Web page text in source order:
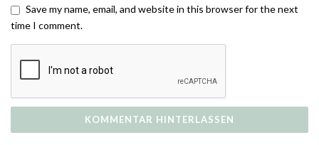
Save my name, email, and website in this browser for the next
time I comment.